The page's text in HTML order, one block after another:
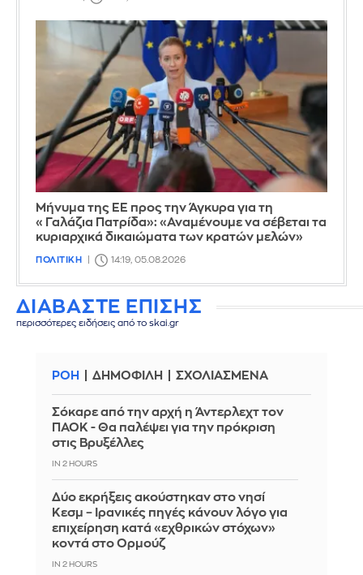
Μήνυμα της ΕΕ προς την Άγκυρα για τη
«Γαλάζια Πατρίδα»: «Αναμένουμε να σέβεται τα
κυριαρχικά δικαιώματα των κρατών μελών»
ΠΟΛΙΤΙΚΗ 14:19, 05.08.2026
ΔΙΑΒΑΣΤΕ ΕΠΙΣΗΣ
περισσότερες ειδήσεις από το skai.gr
ΡΟΗ ΔΗΜΟΦΙΛΗ ΣΧΟΛΙΑΣΜΕΝΑ
Σόκαρε από την αρχή η Άντερλεχτ τον
ΠΑΟΚ - Θα παλέψει για την πρόκριση
στις Βρυξέλλες
IN 2 HOURS
Δύο εκρήξεις ακούστηκαν στο νησί
Κεσμ – Ιρανικές πηγές κάνουν λόγο για
επιχείρηση κατά «εχθρικών στόχων»
κοντά στο Ορμούζ
IN 2 HOURS